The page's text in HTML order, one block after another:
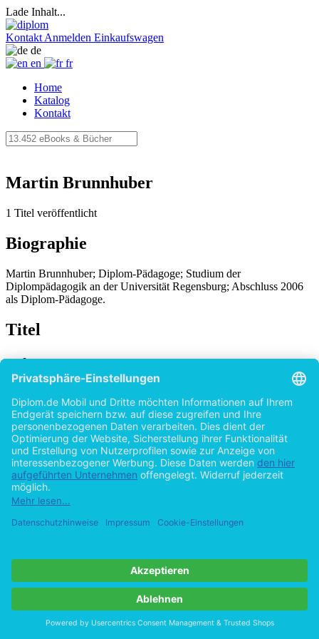
Lade Inhalt...
Kontakt Anmelden Einkaufswagen
de
en
fr
Home
Katalog
Kontakt
Martin Brunnhuber
1 Titel veröffentlicht
Biographie
Martin Brunnhuber; Diplom-Pädagoge; Studium der
Diplompädagogik an der Universität Regensburg; Abschluss 2006
als Diplom-Pädagoge.
Titel
Determinanten der Weiterbildungsbereitschaft
von Krankenpflegern
vonMartin Brunnhuber (Autor:in)
©2006 Diplomarbeit 101 Seiten
Hilfe/FAQ
Impressum
Datenschutz
AGB
Vertrag widerrufen
Copyright ©Imprint in der Bedey & Thoms Media GmbH
byOpen Publishing